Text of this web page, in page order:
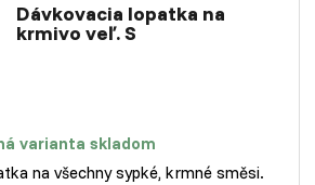
Dávkovacia lopatka na
krmivo veľ. S
varianta skladom
na všechny sypké, krmné směsi.